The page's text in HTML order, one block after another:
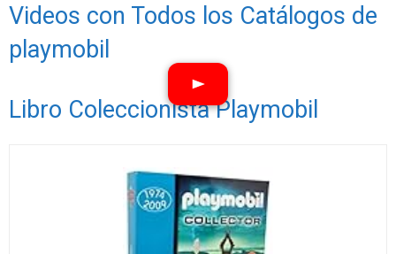
Videos con Todos los Catálogos de
playmobil
Libro Coleccionista Playmobil